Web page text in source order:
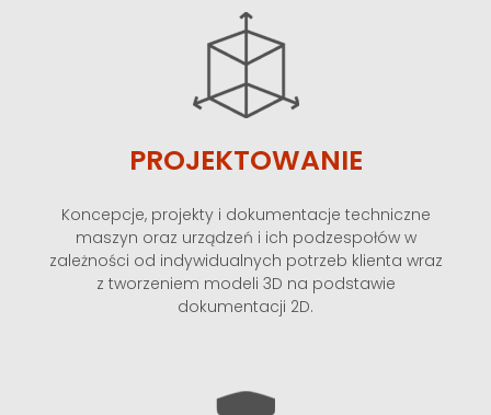
PROJEKTOWANIE
Koncepcje, projekty i dokumentacje techniczne
maszyn oraz urządzeń i ich podzespołów w
zależności od indywidualnych potrzeb klienta wraz
z tworzeniem modeli 3D na podstawie
dokumentacji 2D.